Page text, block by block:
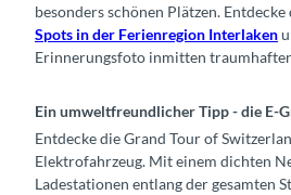
besonders schönen Plätzen.
Spots in der Ferienregion Interlaken
Erinnerungsfoto inmitten
Ein umweltfreundlicher Tipp - die E-
Entdecke die Grand Tour of
Elektrofahrzeug. Mit einem dichten
Ladestationen entlang der gesamten